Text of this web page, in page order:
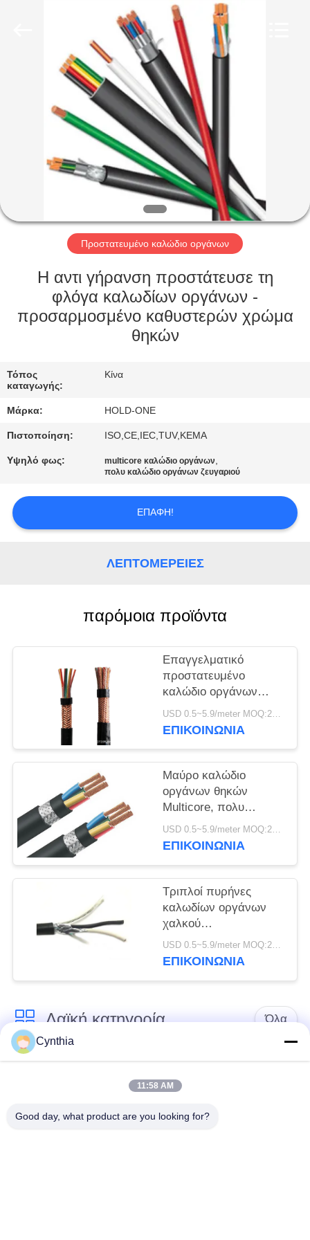
ΠΡΟΪΌΝΤΑ
ΒΊΝΤΕΟ
ΠΕΡΊΠΟΥ
ΕΜΕΊΣ
ΓΎΡΟΣ
ΕΡΓΟΣΤΑΣΊΩΝ
ΜΑΣ
ΕΛΆΤΕ
ΕΠΑΦΉ
ΜΕ
ΕΙΔΉΣΕΙΣ
ΠΟΛΙΤΙΚΉ
ΑΠΟΡΡΉΤΟΥ
Προστατευμένο καλώδιο οργάνων
Η αντι γήρανση προστάτευσε τη
φλόγα καλωδίων οργάνων -
προσαρμοσμένο καθυστερών χρώμα
θηκών
Τόπος
καταγωγής:
Κίνα
Μάρκα: HOLD-ONE
Πιστοποίηση: ISO,CE,IEC,TUV,KEMA
Υψηλό φως: multicore καλώδιο οργάνων,
πολυ καλώδιο οργάνων ζευγαριού
ΕΠΑΦΉ!
ΛΕΠΤΟΜΈΡΕΙΕΣ
παρόμοια προϊόντα
Επαγγελματικό
προστατευμένο
καλώδιο οργάνων
μεμονωμένο/συνολικά
πλέξιμο καλωδίων
USD 0.5~5.9/meter MOQ:2000
ΕΠΙΚΟΙΝΩΝΙΑ
Μαύρο καλώδιο
οργάνων θηκών
Multicore, πολυ
προστατευμένο
ζευγάρι καλώδιο
USD 0.5~5.9/meter MOQ:2000
ΕΠΙΚΟΙΝΩΝΙΑ
Τριπλοί πυρήνες
καλωδίων οργάνων
χαλκού
προστατευμένοι
αγωγός 0,5 - 1,5
USD 0.5~5.9/meter MOQ:2000
ΕΠΙΚΟΙΝΩΝΙΑ
Λαϊκή κατηγορία Όλα
Xlpe με μόνωση
Μόνωση από PVC
καλωδίου
μεταλλικά μονωμένα
θωρακισμένο
Cynthia
11:58 AM
Good day, what product are you looking for?